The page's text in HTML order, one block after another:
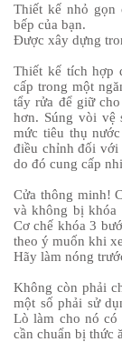
Thiết kế nhỏ gọn
bếp của bạn.
Được xây dựng
Thiết kế tích hợp
cấp trong một
tẩy rửa để giữ
hơn. Súng vòi vệ
mức tiêu thụ
điều chỉnh đối với
do đó cung cấp
Cửa thông minh!
và không bị khóa
Cơ chế khóa 3
theo ý muốn khi
Hãy làm nóng
Không còn phải
một số phải sử
Lò làm cho nó có
cần chuẩn bị thức